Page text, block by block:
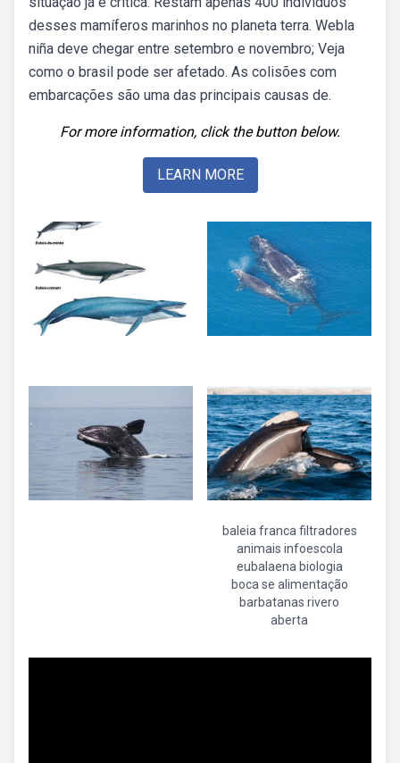
desses mamíferos marinhos no planeta terra. Webla
niña deve chegar entre setembro e novembro; Veja
como o brasil pode ser afetado. As colisões com
embarcações são uma das principais causas de.
For more information, click the button below.
LEARN MORE
baleia franca filtradores
animais infoescola
eubalaena biologia
boca se alimentação
barbatanas rivero
aberta